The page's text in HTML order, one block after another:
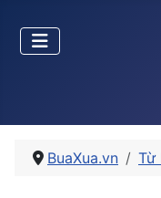
BuaXua.vn Từ